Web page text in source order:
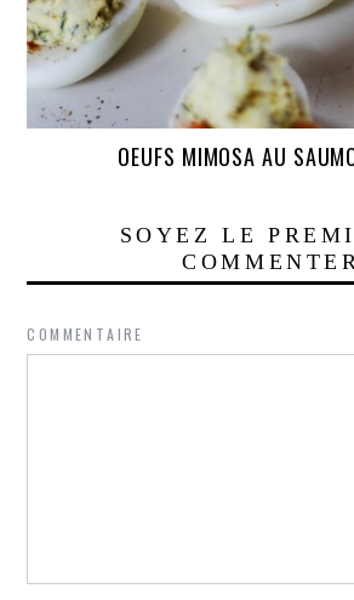
OEUFS MIMOSA AU
SOYEZ LE
COMMENTER
COMMENTAIRE